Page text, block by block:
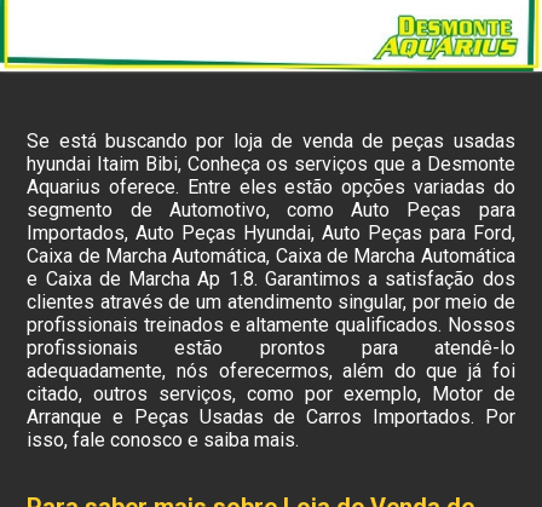
Se está buscando por loja de venda de peças usadas
hyundai Itaim Bibi, Conheça os serviços que a Desmonte
Aquarius oferece. Entre eles estão opções variadas do
segmento de Automotivo, como Auto Peças para
Importados, Auto Peças Hyundai, Auto Peças para Ford,
Caixa de Marcha Automática, Caixa de Marcha Automática
e Caixa de Marcha Ap 1.8. Garantimos a satisfação dos
clientes através de um atendimento singular, por meio de
profissionais treinados e altamente qualificados. Nossos
profissionais estão prontos para atendê-lo
adequadamente, nós oferecermos, além do que já foi
citado, outros serviços, como por exemplo, Motor de
Arranque e Peças Usadas de Carros Importados. Por
isso, fale conosco e saiba mais.